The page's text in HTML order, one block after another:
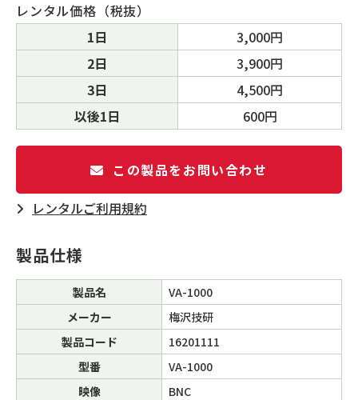
レンタル価格（税抜）
1日
3,000円
2日
3,900円
3日
4,500円
以後1日
600円
この製品をお問い合わせ
レンタルご利⽤規約
製品仕様
製品名
VA-1000
メーカー
梅沢技研
製品コード
16201111
型番
VA-1000
映像
BNC